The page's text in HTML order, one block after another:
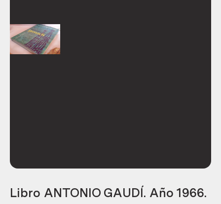
Libro ANTONIO GAUDÍ. Año 1966.